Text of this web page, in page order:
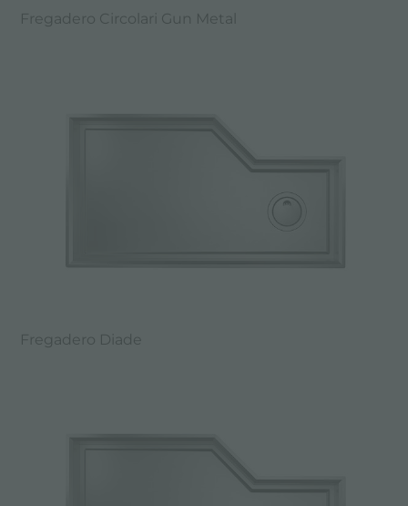
Fregadero Circolari Gun Metal
Fregadero Diade